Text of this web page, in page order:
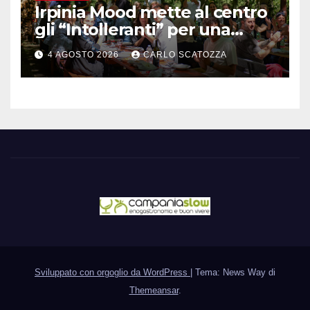
Irpinia Mood mette al centro
gli “Intolleranti” per una
rivoluzione sostenibile del
cibo
4 AGOSTO 2026 CARLO SCATOZZA
Sviluppato con orgoglio da WordPress
Tema: News Way di
Themeansar.